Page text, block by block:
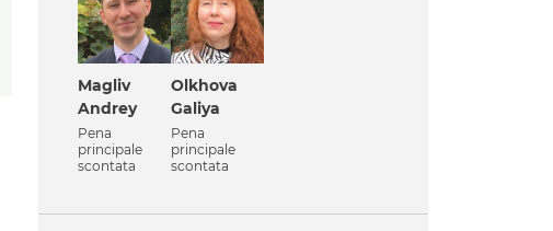
Magliv
Andrey
Pena
principale
scontata
Olkhova
Galiya
Pena
principale
scontata